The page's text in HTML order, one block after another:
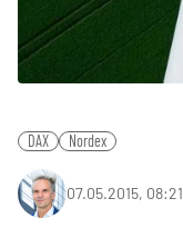
DAX Nordex
07.05.2015, 08:21